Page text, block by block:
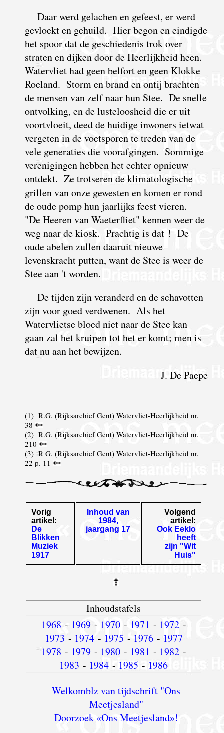
Daar werd gelachen en gefeest, er werd
gevloekt en gehuild. Hier begon en eindigde
het spoor dat de geschiedenis trok over
straten en dijken door de Heerlijkheid heen.
Watervliet had geen belfort en geen Klokke
Roeland. Storm en brand en ontij brachten
de mensen van zelf naar hun Stee. De snelle
ontvolking, en de lusteloosheid die er uit
voortvloeit, deed de huidige inwoners ietwat
vergeten in de voetsporen te treden van de
vele generaties die voorafgingen. Sommige
verenigingen hebben het echter opnieuw
ontdekt. Ze trotseren de klimatologische
grillen van onze gewesten en komen er rond
de oude pomp hun jaarlijks feest vieren.
"De Heeren van Waeterfliet" kennen weer de
weg naar de kiosk. Prachtig is dat ! De
oude abelen zullen daaruit nieuwe
levenskracht putten, want de Stee is weer de
Stee aan 't worden.
De tijden zijn veranderd en de schavotten
zijn voor goed verdwenen. Als het
Watervlietse bloed niet naar de Stee kan
gaan zal het kruipen tot het er komt; men is
dat nu aan het bewijzen.
J. De Paepe
(1) R.G. (Rijksarchief Gent) Watervliet-Heerlijkheid nr.
38
(2) R.G. (Rijksarchief Gent) Watervliet-Heerlijkheid nr.
210
(3) R G. (Rijksarchief Gent) Watervliet-Heerlijkheid nr.
22 p. 11
Vorig
artikel:
De
Blikken
Muziek
1917
Inhoud van
1984,
jaargang 17
Volgend
artikel:
Ook Eeklo
heeft
zijn "Wit
Huis"
Inhoudstafels
1968 - 1969- 1970- 1971 - 1972-
1973 - 1974- 1975 - 1976- 1977
1978 - 1979- 1980- 1981 - 1982-
1983 - 1984 - 1985 - 1986
Welkomblz van tijdschrift "Ons
Meetjesland"
Doorzoek «Ons Meetjesland»!